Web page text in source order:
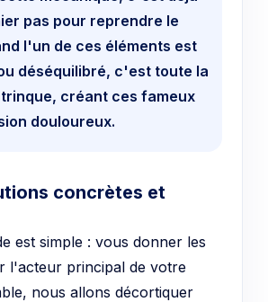
pas pour reprendre le
l'un de ces éléments est
déséquilibré, c'est toute la
créant ces fameux
douloureux.
concrètes et
est simple : vous donner les
l'acteur principal de votre
nous allons décortiquer